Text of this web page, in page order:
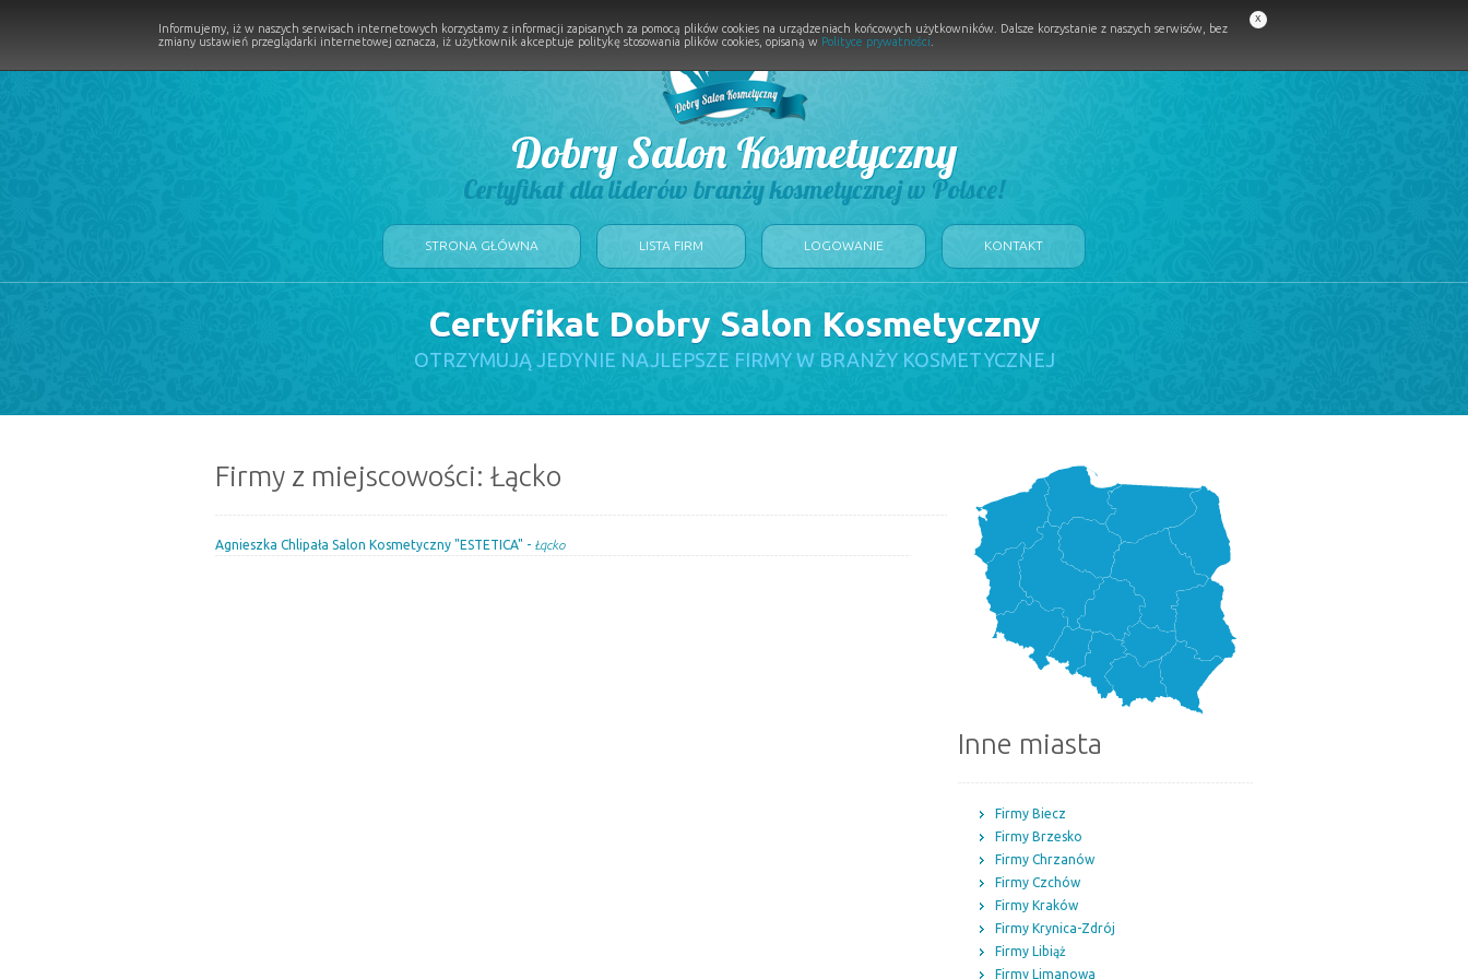
Dobry Salon Kosmetyczny
Certyfikat dla liderów branży kosmetycznej w Polsce!
STRONA GŁÓWNA LISTA FIRM LOGOWANIE KONTAKT
Certyfikat Dobry Salon Kosmetyczny
OTRZYMUJĄ JEDYNIE NAJLEPSZE FIRMY W BRANŻY KOSMETYCZNEJ
Firmy z miejscowości: Łącko
Agnieszka Chlipała Salon Kosmetyczny "ESTETICA" - Łącko
Inne miasta
Firmy Biecz
Firmy Brzesko
Firmy Chrzanów
Firmy Czchów
Firmy Kraków
Firmy Krynica-Zdrój
Firmy Libiąż
Firmy Limanowa
Informujemy, iż w naszych serwisach internetowych korzystamy z informacji zapisanych za pomocą plików cookies na urządzeniach końcowych użytkowników. Dalsze korzystanie z naszych serwisów, bez
zmiany ustawień przeglądarki internetowej oznacza, iż użytkownik akceptuje politykę stosowania plików cookies, opisaną w Polityce prywatności
x